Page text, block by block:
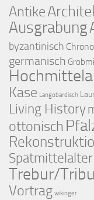
Antike
Ausgrabung
byzantinisch
germanisch
Käse Langobardisch
Living History
ottonisch
Spätmittelalter
Trebur/
Vortrag wikinger